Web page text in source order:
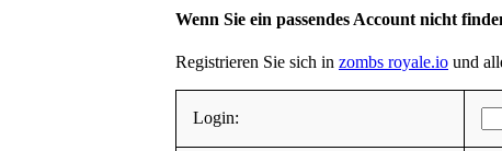
Wenn Sie ein passendes Account nicht
Registrieren Sie sich in zombs royale.io und
Login: